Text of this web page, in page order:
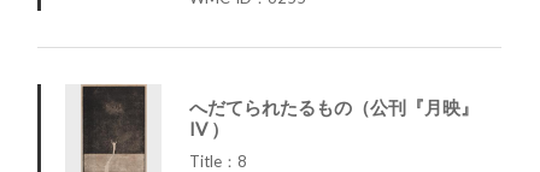
へだてられたるもの（公刊『月映』
IV ）
Title：8